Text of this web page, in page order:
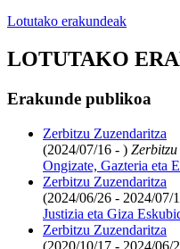
Lotutako erakundeak
LOTUTAKO
Erakunde publikoa
Zerbitzu Zuzendaritza
(2024/07/16 - )
Ongizate, Gazteria eta
Zerbitzu Zuzendaritza
(2024/06/26 - 2024/07/
Justizia eta Giza
Zerbitzu Zuzendaritza
(2020/10/17 - 2024/06/